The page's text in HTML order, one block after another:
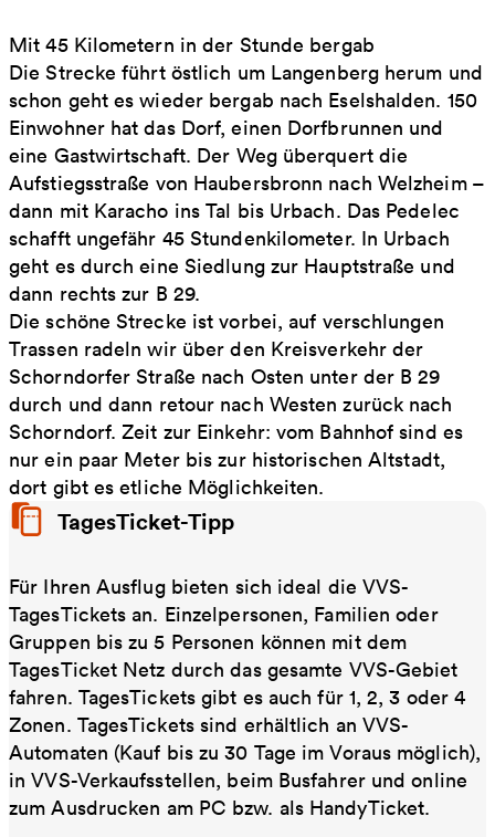
Mit 45 Kilometern in der Stunde bergab
Die Strecke führt östlich um Langenberg herum und
schon geht es wieder bergab nach Eselshalden. 150
Einwohner hat das Dorf, einen Dorfbrunnen und
eine Gastwirtschaft. Der Weg überquert die
Aufstiegsstraße von Haubersbronn nach Welzheim –
dann mit Karacho ins Tal bis Urbach. Das Pedelec
schafft ungefähr 45 Stundenkilometer. In Urbach
geht es durch eine Siedlung zur Hauptstraße und
dann rechts zur B 29.
Die schöne Strecke ist vorbei, auf verschlungen
Trassen radeln wir über den Kreisverkehr der
Schorndorfer Straße nach Osten unter der B 29
durch und dann retour nach Westen zurück nach
Schorndorf. Zeit zur Einkehr: vom Bahnhof sind es
nur ein paar Meter bis zur historischen Altstadt,
dort gibt es etliche Möglichkeiten.
TagesTicket-Tipp
Für Ihren Ausflug bieten sich ideal die VVS-
TagesTickets an. Einzelpersonen, Familien oder
Gruppen bis zu 5 Personen können mit dem
TagesTicket Netz durch das gesamte VVS-Gebiet
fahren. TagesTickets gibt es auch für 1, 2, 3 oder 4
Zonen. TagesTickets sind erhältlich an VVS-
Automaten (Kauf bis zu 30 Tage im Voraus möglich),
in VVS-Verkaufsstellen, beim Busfahrer und online
zum Ausdrucken am PC bzw. als HandyTicket.